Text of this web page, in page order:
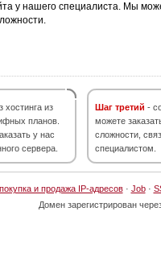
у нашего специалиста. Мы
хостинга из
планов.
у нас
сервера.
Шаг третий -
можете
сложности,
специалистом.
и продажа IP-адресов· Job·
Домен зарегистрирован